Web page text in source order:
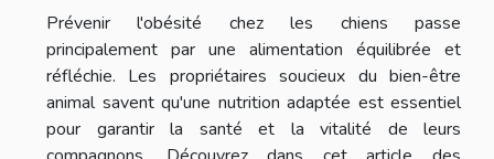
Prévenir l'obésité chez les chiens passe
principalement par une alimentation équilibrée et
réfléchie. Les propriétaires soucieux du bien-être
animal savent qu'une nutrition adaptée est essentiel
pour garantir la santé et la vitalité de leurs